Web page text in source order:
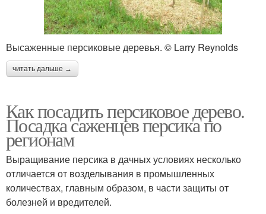
Высаженные персиковые деревья. © Larry Reynolds
читать дальше →
Как посадить персиковое дерево.
Посадка саженцев персика по
регионам
Выращивание персика в дачных условиях несколько
отличается от возделывания в промышленных
количествах, главным образом, в части защиты от
болезней и вредителей.